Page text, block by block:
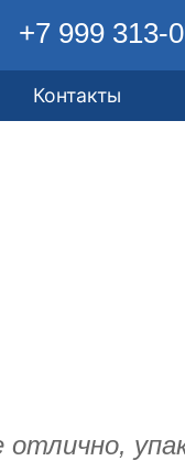
+7 999 313-
Контакты
отлично,